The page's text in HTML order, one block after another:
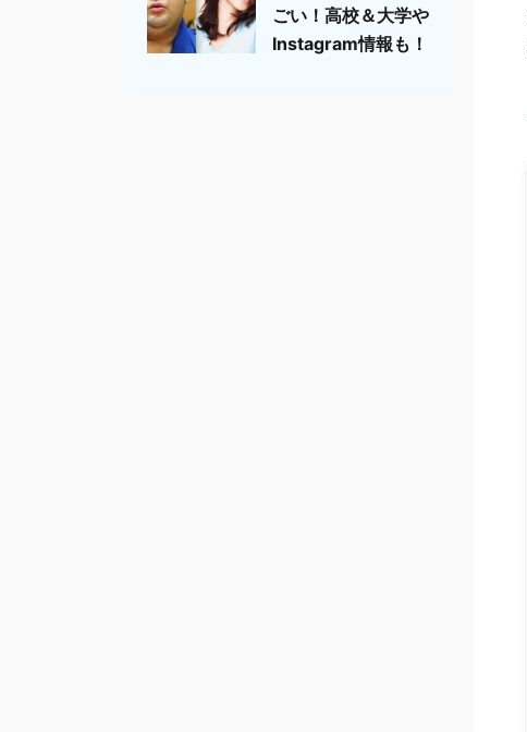
ごい！高校＆大学や
Instagram情報も！